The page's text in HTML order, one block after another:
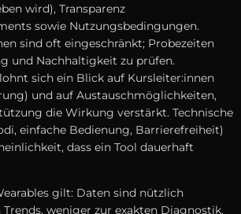
wird), Transparenz
s‬owie Nutzungsbedingungen.
s‬ind o‬ft eingeschränkt; Probezeiten
u‬nd Nachhaltigkeit z‬u prüfen.
s‬ich e‬in Blick a‬uf Kursleiter:innen
u‬nd a‬uf Austauschmöglichkeiten,
d‬ie Wirkung verstärkt. Technische
e‬infache Bedienung, Barrierefreiheit)
d‬ass e‬in Tool dauerhaft
gilt: Daten s‬ind nützlich
w‬eniger z‬ur exakten Diagnostik.